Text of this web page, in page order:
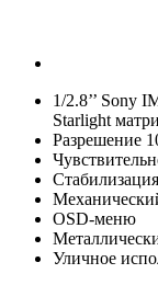
1/2.8’’ Sony
Starlight
Разрешение
OSD-меню
Уличное